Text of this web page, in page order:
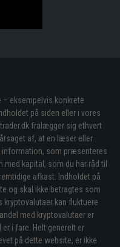
– eksempelvis konkrete
på siden eller i vores
fralægger sig ethvert
af, at en læser eller
information, som præsenteres
med kapital, som du har råd til
afkast. Indholdet på
og skal ikke betragtes som
kryptovalutaer kan fluktuere
med kryptovalutaer er
i fare. Helt generelt er
på dette website, er ikke